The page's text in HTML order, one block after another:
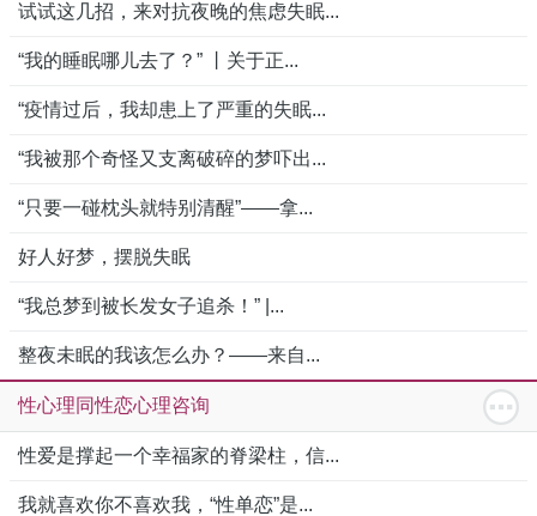
试试这几招，来对抗夜晚的焦虑失眠...
“我的睡眠哪儿去了？” 丨关于正...
“疫情过后，我却患上了严重的失眠...
“我被那个奇怪又支离破碎的梦吓出...
“只要一碰枕头就特别清醒”——拿...
好人好梦，摆脱失眠
“我总梦到被长发女子追杀！” |...
整夜未眠的我该怎么办？——来自...
性心理同性恋心理咨询
性爱是撑起一个幸福家的脊梁柱，信...
我就喜欢你不喜欢我，“性单恋”是...